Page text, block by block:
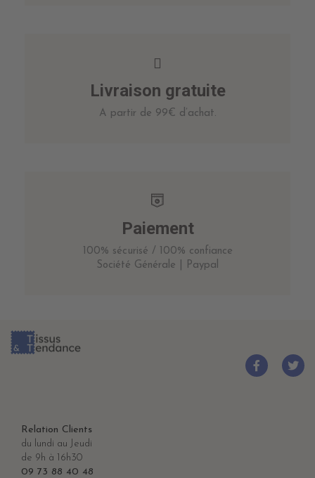
Livraison gratuite
A partir de 99€ d’achat.
Paiement
100% sécurisé / 100% confiance
Société Générale | Paypal
Relation Clients
du lundi au Jeudi
de 9h à 16h30
09 73 88 40 48